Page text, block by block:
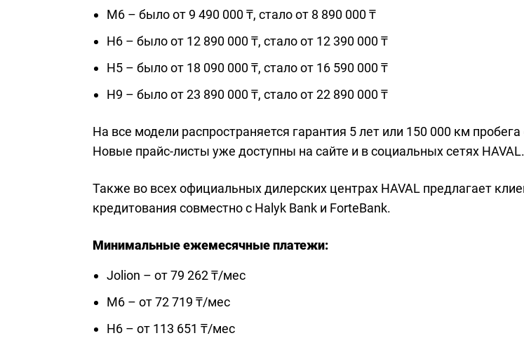
M6 – было от 9 490 000 ₸, стало от 8 890 000 ₸
H6 – было от 12 890 000 ₸, стало от 12 390 000 ₸
H5 – было от 18 090 000 ₸, стало от 16 590 000 ₸
H9 – было от 23 890 000 ₸, стало от 22 890 000 ₸
На все модели распространяется гарантия 5 лет или 150 000 км
Новые прайс-листы уже доступны на сайте и в социальных сетях HAVAL.
Также во всех официальных дилерских центрах HAVAL предлагает
кредитования совместно с Halyk Bank и ForteBank.
Минимальные ежемесячные платежи:
Jolion – от 79 262 ₸/мес
M6 – от 72 719 ₸/мес
H6 – от 113 651 ₸/мес